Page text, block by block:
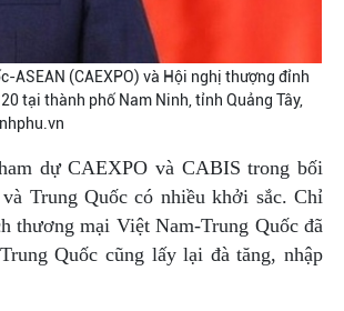
ASEAN (CAEXPO) và Hội nghị thượng đỉnh
tại thành phố Nam Ninh, tỉnh Quảng Tây,
dự CAEXPO và CABIS trong bối
Trung Quốc có nhiều khởi sắc. Chỉ
thương mại Việt Nam-Trung Quốc đã
Quốc cũng lấy lại đà tăng, nhập